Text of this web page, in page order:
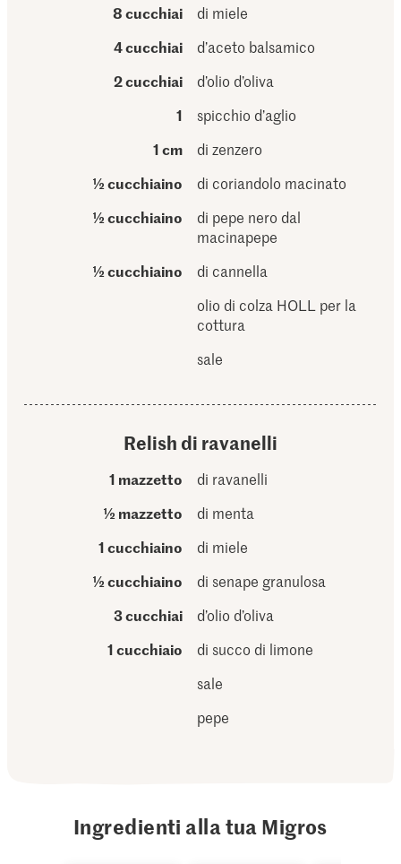
8 cucchiai
di miele
4 cucchiai
d’aceto balsamico
2 cucchiai
d’olio d’oliva
1
spicchio d’aglio
1 cm
di zenzero
½ cucchiaino
di coriandolo macinato
½ cucchiaino
di pepe nero dal
macinapepe
½ cucchiaino
di cannella
olio di colza HOLL per la
cottura
sale
Relish di ravanelli
1 mazzetto
di ravanelli
½ mazzetto
di menta
1 cucchiaino
di miele
½ cucchiaino
di senape granulosa
3 cucchiai
d’olio d’oliva
1 cucchiaio
di succo di limone
sale
pepe
Ingredienti alla tua Migros